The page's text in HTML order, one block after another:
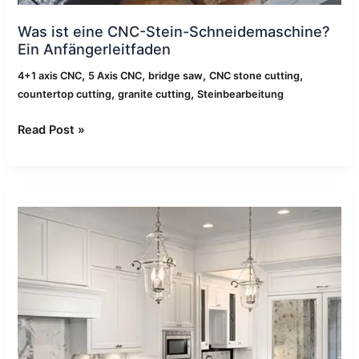
Was ist eine CNC-Stein-Schneidemaschine?
Ein Anfängerleitfaden
4+1 axis CNC, 5 Axis CNC, bridge saw,CNC stone cutting,
countertop cutting,granite cutting,Steinbearbeitung
Read Post »
schneiden
Arbeitsplatten
mit
CNC-
Brückensäge